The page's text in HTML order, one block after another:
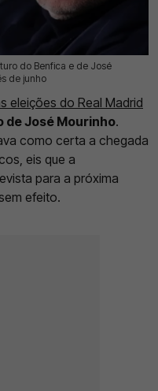
do Benfica e de José
de junho
eleições do Real Madrid
José Mourinho.
como certa a chegada
eis que a
para a próxima
efeito.